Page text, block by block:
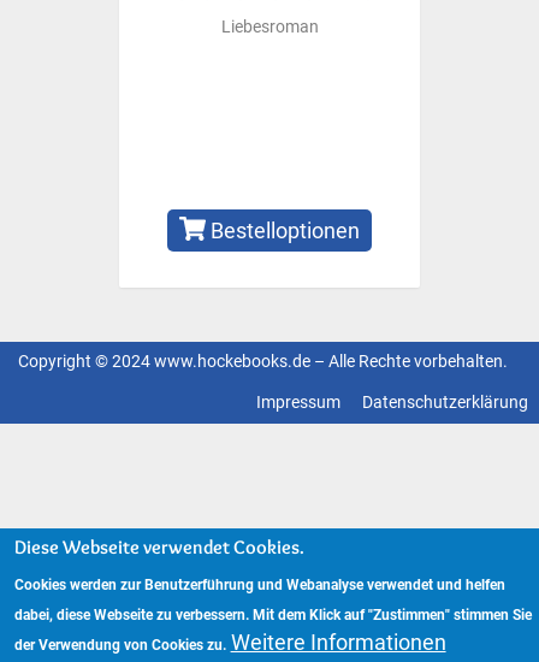
Liebesroman
Bestelloptionen
Copyright © 2024 www.hockebooks.de – Alle Rechte vorbehalten.
Datenschutzerklärung
Impressum
Diese Webseite verwendet Cookies.
Cookies werden zur Benutzerführung und Webanalyse verwendet und helfen
dabei, diese Webseite zu verbessern. Mit dem Klick auf "Zustimmen" stimmen Sie
der Verwendung von Cookies zu. Weitere Informationen